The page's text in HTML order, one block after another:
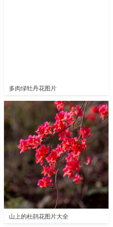
多肉绿牡丹花图片
山上的杜鹃花图片大全